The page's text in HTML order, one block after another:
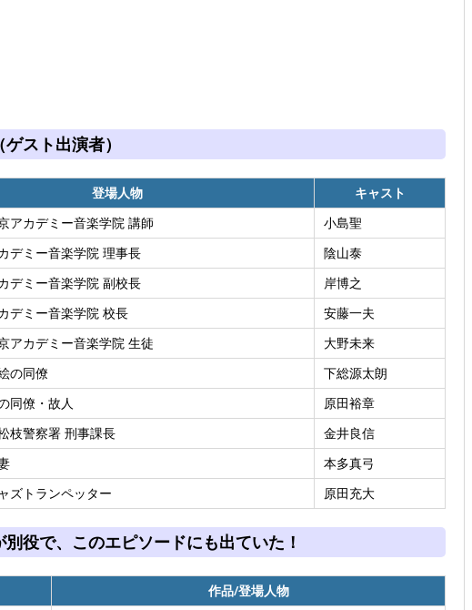
スト出演者）
登場人物
キャスト
アカデミー音楽学院 講師
小島聖
デミー音楽学院 理事長
陰山泰
デミー音楽学院 副校長
岸博之
デミー音楽学院 校長
安藤一夫
アカデミー音楽学院 生徒
大野未来
の同僚
下総源太朗
同僚・故人
原田裕章
枝警察署 刑事課長
金井良信
本多真弓
ズトランペッター 原田充大
別役で、このエピソードにも出ていた！
作品/登場人物